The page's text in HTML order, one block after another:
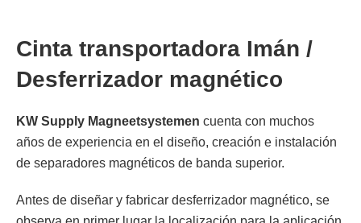
Cinta transportadora Imán /
Desferrizador magnético
KW Supply Magneetsystemen cuenta con muchos
años de experiencia en el diseño, creación e instalación
de separadores magnéticos de banda superior.
Antes de diseñar y fabricar desferrizador magnético, se